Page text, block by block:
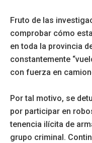
Fruto de las
comprobar cómo
en toda la provincia
constantemente
con fuerza en
Por tal motivo, se
por participar en
tenencia ilícita de
grupo criminal.